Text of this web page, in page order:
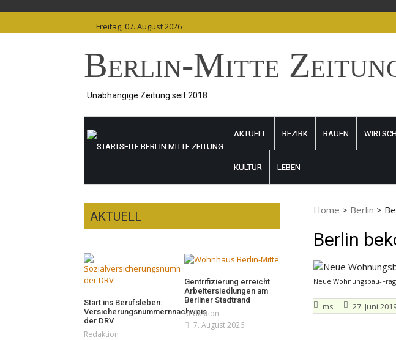
content
Freitag, 07. August 2026
Berlin-Mitte
Unabhängige Zeitung seit 2018
AKTUELL BEZIRK BAUEN
KULTUR LEBEN
Home > Berlin >
Berlin
Neue Wohnungsbau-
ms 27. Juni
AKTUELL
Start ins Berufsleben:
Versicherungsnummernnachweis
der DRV
Redaktion
Gentrifizierung erreicht
Arbeitersiedlungen am
Berliner Stadtrand
Redaktion
7. August 2026